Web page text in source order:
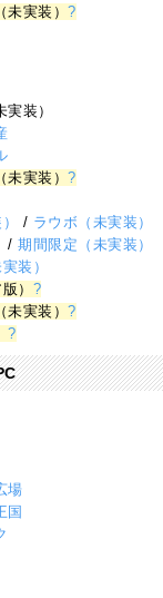
未実装）?
装）
未実装）?
/ ラウボ（未実装）
/期間限定（未実装）
装）
） ?
未実装）?
?
場
国